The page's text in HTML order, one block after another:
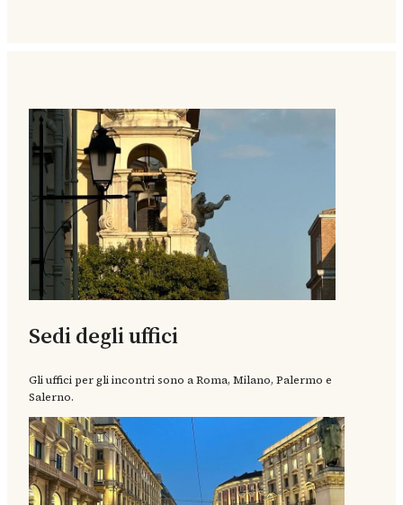
Sedi degli uffici
Gli uffici per gli incontri sono a Roma, Milano, Palermo e
Salerno.